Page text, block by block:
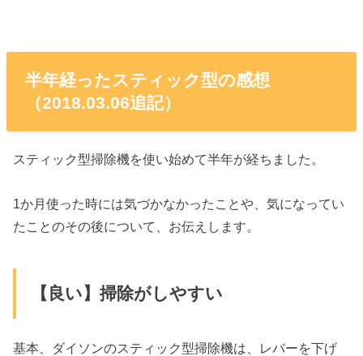
半年経ったスティック型の感想
（2018.03.06追記）
スティック型掃除機を使い始めて半年が経ちました。
1か月使った時には気づかなかったことや、気になってい
たことのその後について、お伝えします。
【良い】掃除がしやすい
基本、ダイソンのスティック型掃除機は、レバーを下げ